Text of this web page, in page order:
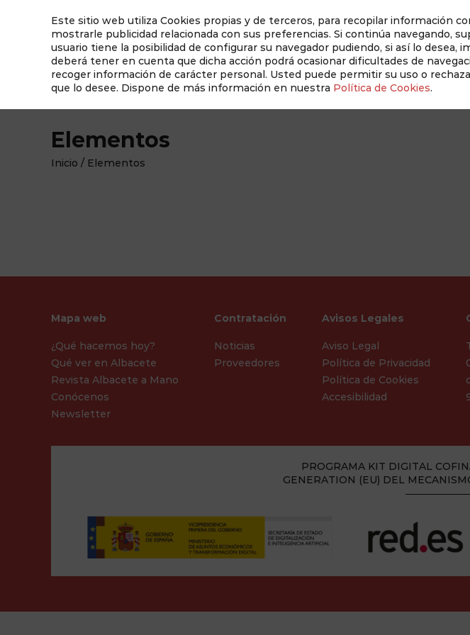
Este sitio web utiliza Cookies propias y de terceros, para recopilar información
mostrarle publicidad relacionada con sus preferencias. Si continúa navegando,
usuario tiene la posibilidad de configurar su navegador pudiendo, si así lo desea,
deberá tener en cuenta que dicha acción podrá ocasionar dificultades de
recoger información de carácter personal. Usted puede permitir su uso o
que lo desee. Dispone de más información en nuestra Política de Cookies.
¿Qué hacemos hoy? Qué ver en Albacete Revista Albacete a
Elementos
Inicio / Elementos
Mapa web
¿Qué hacemos hoy?
Qué ver en Albacete
Revista Albacete a Mano
Conócenos
Newsletter
Contratación
Noticias
Proveedores
Avisos Legales
Aviso Legal
Política de Privacidad
Política de Cookies
Accesibilidad
PROGRAMA KIT DIGITAL
GENERATION (EU) DEL